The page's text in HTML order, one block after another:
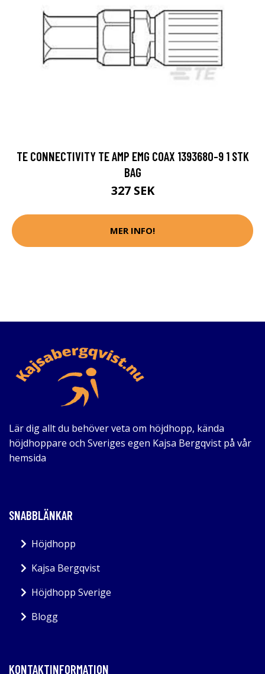
TE CONNECTIVITY TE AMP EMG COAX 1393680-9 1 STK
BAG
327 SEK
MER INFO!
Lär dig allt du behöver veta om höjdhopp, kända
höjdhoppare och Sveriges egen Kajsa Bergqvist på vår
hemsida
SNABBLÄNKAR
Höjdhopp
Kajsa Bergqvist
Höjdhopp Sverige
Blogg
KONTAKTINFORMATION